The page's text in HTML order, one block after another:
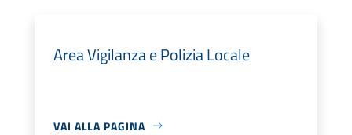
Area Vigilanza e Polizia Locale
VAI ALLA PAGINA